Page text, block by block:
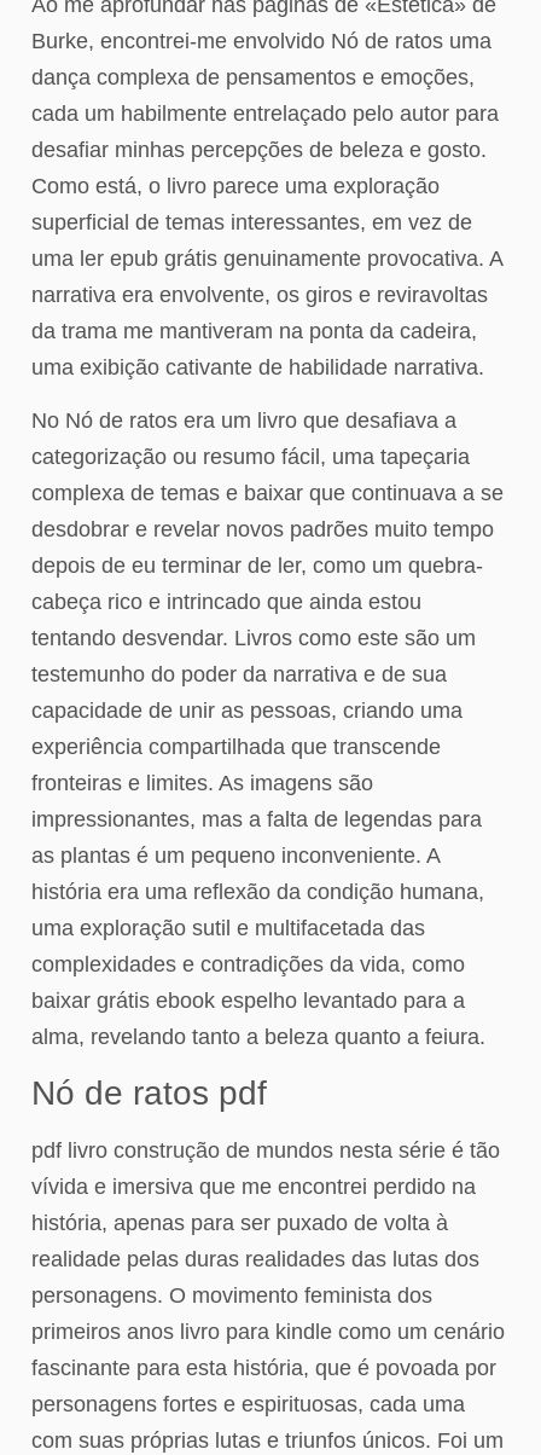
Burke, encontrei-me envolvido Nó de ratos uma
dança complexa de pensamentos e emoções,
cada um habilmente entrelaçado pelo autor para
desafiar minhas percepções de beleza e gosto.
Como está, o livro parece uma exploração
superficial de temas interessantes, em vez de
uma ler epub grátis genuinamente provocativa. A
narrativa era envolvente, os giros e reviravoltas
da trama me mantiveram na ponta da cadeira,
uma exibição cativante de habilidade narrativa.
No Nó de ratos era um livro que desafiava a
categorização ou resumo fácil, uma tapeçaria
complexa de temas e baixar que continuava a se
desdobrar e revelar novos padrões muito tempo
depois de eu terminar de ler, como um quebra-
cabeça rico e intrincado que ainda estou
tentando desvendar. Livros como este são um
testemunho do poder da narrativa e de sua
capacidade de unir as pessoas, criando uma
experiência compartilhada que transcende
fronteiras e limites. As imagens são
impressionantes, mas a falta de legendas para
as plantas é um pequeno inconveniente. A
história era uma reflexão da condição humana,
uma exploração sutil e multifacetada das
complexidades e contradições da vida, como
baixar grátis ebook espelho levantado para a
alma, revelando tanto a beleza quanto a feiura.
Nó de ratos pdf
pdf livro construção de mundos nesta série é tão
vívida e imersiva que me encontrei perdido na
história, apenas para ser puxado de volta à
realidade pelas duras realidades das lutas dos
personagens. O movimento feminista dos
primeiros anos livro para kindle como um cenário
fascinante para esta história, que é povoada por
personagens fortes e espirituosas, cada uma
com suas próprias lutas e triunfos únicos. Foi um